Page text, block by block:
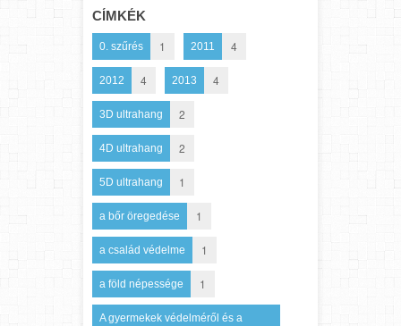
CÍMKÉK
0. szűrés 1 2011 4
2012 4 2013 4
3D ultrahang 2
4D ultrahang 2
5D ultrahang 1
a bőr öregedése 1
a család védelme 1
a föld népessége 1
A gyermekek védelméről és a